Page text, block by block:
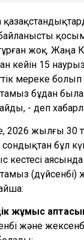
жоқ. Жаңа
кейін 15
мереке болып
бұдан
- деп
2026 жылғы 30
бұл
кестесі
(дүйсенбі)
жұмыс
және